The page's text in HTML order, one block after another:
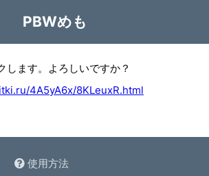
PBWめも
します。よろしいですか？
4A5yA6x/8KLeuxR.html
使用方法